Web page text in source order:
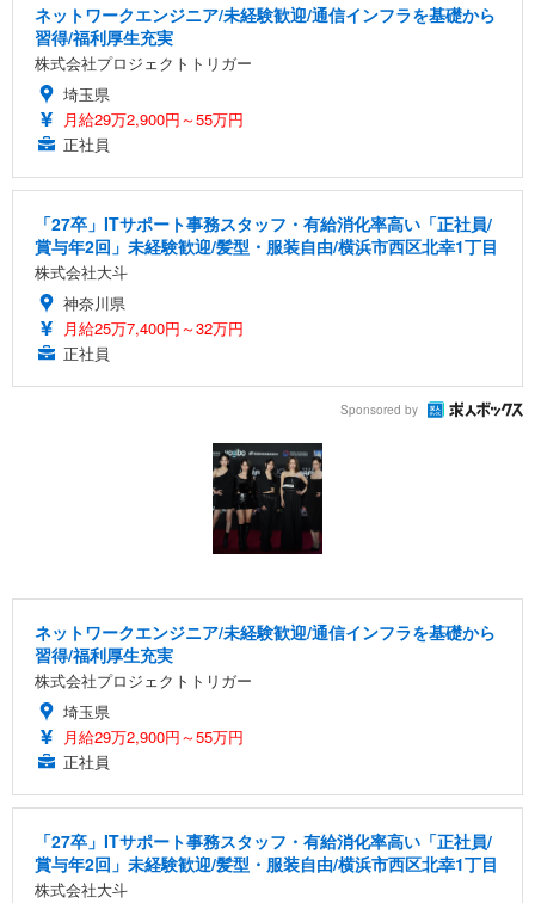
ネットワークエンジニア/未経験歓迎/通信インフラを基礎から
習得/福利厚生充実
株式会社プロジェクトトリガー
埼玉県
月給29万2,900円～55万円
正社員
「27卒」ITサポート事務スタッフ・有給消化率高い「正社員/
賞与年2回」未経験歓迎/髪型・服装自由/横浜市西区北幸1丁目
株式会社大斗
神奈川県
月給25万7,400円～32万円
正社員
Sponsored by
ネットワークエンジニア/未経験歓迎/通信インフラを基礎から
習得/福利厚生充実
株式会社プロジェクトトリガー
埼玉県
月給29万2,900円～55万円
正社員
「27卒」ITサポート事務スタッフ・有給消化率高い「正社員/
賞与年2回」未経験歓迎/髪型・服装自由/横浜市西区北幸1丁目
株式会社大斗